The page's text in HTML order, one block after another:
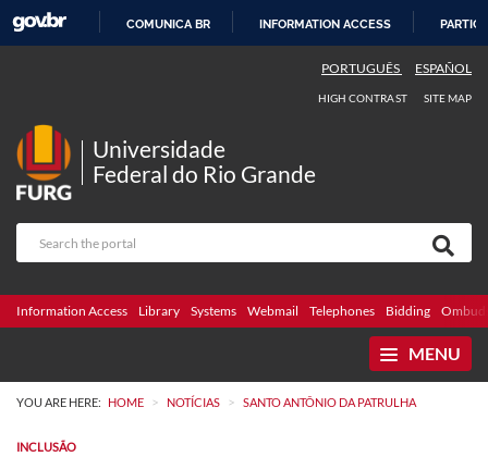
COMUNICA BR INFORMATION ACCESS
PORTUGUÊS ESPAÑOL
HIGH CONTRAST SITE MAP
Universidade
Federal do Rio Grande
Information Access Library Systems Webmail Telephones Bidding
MENU
YOU ARE HERE: HOME > NOTÍCIAS > SANTO ANTÔNIO DA PATRULHA
INCLUSÃO